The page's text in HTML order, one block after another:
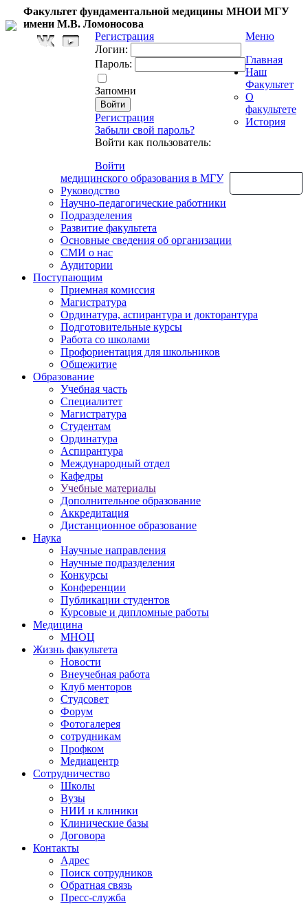
Факультет фундаментальной медицины МНОИ МГУ
имени М.В. Ломоносова
Регистрация
Логин:
Пароль:
Запомни
Регистрация
Забыли свой пароль?
Войти как пользователь:
Войти
Меню
Главная
Наш
Факультет
О
факультете
История
медицинского образования в МГУ
Руководство
Научно-педагогические работники
Подразделения
Развитие факультета
Основные сведения об организации
СМИ о нас
Аудитории
Поступающим
Приемная комиссия
Магистратура
Ординатура, аспирантура и докторантура
Подготовительные курсы
Работа со школами
Профориентация для школьников
Общежитие
Образование
Учебная часть
Специалитет
Магистратура
Студентам
Ординатура
Аспирантура
Международный отдел
Кафедры
Учебные материалы
Дополнительное образование
Аккредитация
Дистанционное образование
Наука
Научные направления
Научные подразделения
Конкурсы
Конференции
Публикации студентов
Курсовые и дипломные работы
Медицина
МНОЦ
Жизнь факультета
Новости
Внеучебная работа
Клуб менторов
Студсовет
Форум
Фотогалерея
сотрудникам
Профком
Медиацентр
Сотрудничество
Школы
Вузы
НИИ и клиники
Клинические базы
Договора
Контакты
Адрес
Поиск сотрудников
Обратная связь
Пресс-служба